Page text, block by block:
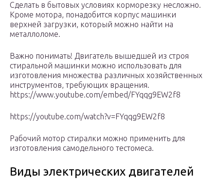
Сделать в бытовых условиях корморезку несложно.
Кроме мотора, понадобится корпус машинки
верхней загрузки, который можно найти на
металлоломе.
Важно понимать! Двигатель вышедшей из строя
стиральной машинки можно использовать для
изготовления множества различных хозяйственных
инструментов, требующих вращения.
https://www.youtube.com/embed/FYqqg9EW2f8
https://youtube.com/watch?v=FYqqg9EW2f8
Рабочий мотор стиралки можно применить для
изготовления самодельного тестомеса.
Виды электрических двигателей